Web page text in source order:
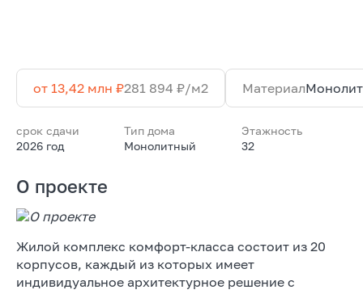
Материал
от 13,42 млн ₽281 894 ₽/м2
срок сдачи
2026 год
Тип дома
Монолитный
Этажность
32
О проекте
Жилой комплекс комфорт-класса состоит из 20
корпусов, каждый из которых имеет
индивидуальное архитектурное решение с